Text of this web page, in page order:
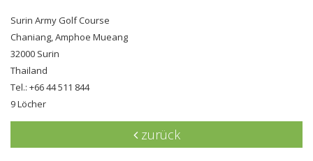
Surin Army Golf Course
Chaniang, Amphoe Mueang
32000 Surin
Thailand
Tel.: +66 44 511 844
9 Löcher
zurück